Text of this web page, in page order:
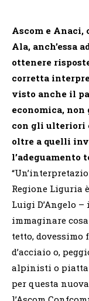
Ascom e Anaci,
Ala, anch’essa
ottenere
corretta
visto anche il
economica,
con gli ulteriori
oltre a quelli
l’adeguamento
Regione Liguria
Luigi D’Angelo
immaginare
tetto, dovessimo
d’acciaio o,
alpinisti o
per questa